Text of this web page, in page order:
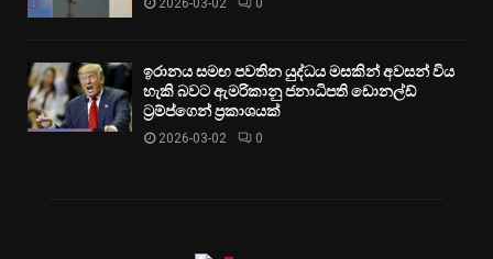
2026-03-02 0
ඉරානය සමඟ පවතින යුද්ධය මසකින් අවසන් විය
හැකි බවට ඇමරිකානු ජනාධිපති ඩොනල්ඩ්
ට්‍රම්ප්ගෙන් ප්‍රකාශයක්
2026-03-02 0